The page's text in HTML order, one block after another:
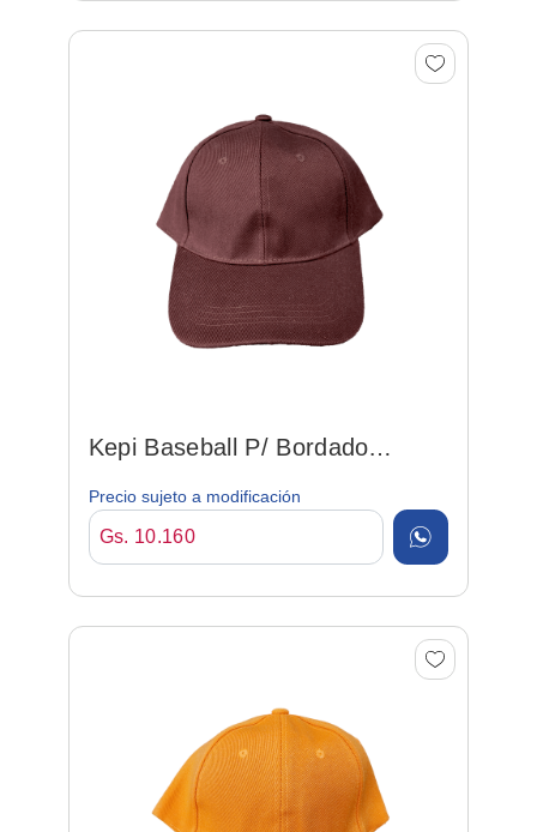
Kepi Baseball P/ Bordado
Precio sujeto a modificación
Gs. 10.160